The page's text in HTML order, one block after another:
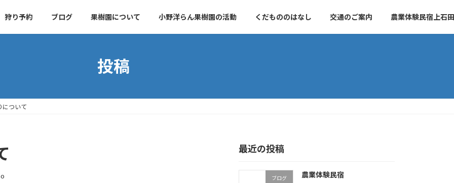
狩り予約 ブログ 果樹園について 小野洋らん果樹園の活動 くだもののはなし 交通のご案内 農業体験民宿上石
投稿
について
最近の投稿
ブログ 農業体験民宿